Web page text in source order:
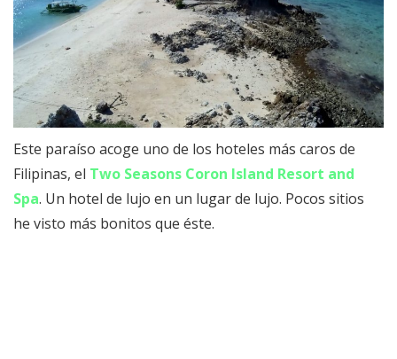
Este paraíso acoge uno de los hoteles más caros de
Filipinas, el Two Seasons Coron Island Resort and
Spa. Un hotel de lujo en un lugar de lujo. Pocos sitios
he visto más bonitos que éste.